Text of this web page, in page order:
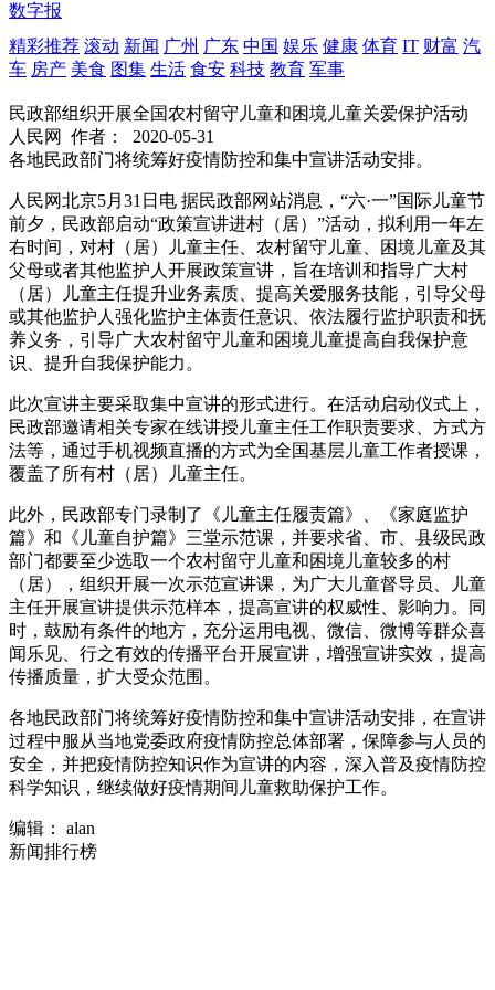
数字报
精彩推荐 滚动 新闻 广州 广东 中国 娱乐 健康 体育 IT 财富 汽
车 房产 美食 图集 生活 食安 科技 教育 军事
民政部组织开展全国农村留守儿童和困境儿童关爱保护活动
人民网
作者：
2020-05-31
各地民政部门将统筹好疫情防控和集中宣讲活动安排。
人民网北京5月31日电 据民政部网站消息，“六·一”国际儿童节
前夕，民政部启动“政策宣讲进村（居）”活动，拟利用一年左
右时间，对村（居）儿童主任、农村留守儿童、困境儿童及其
父母或者其他监护人开展政策宣讲，旨在培训和指导广大村
（居）儿童主任提升业务素质、提高关爱服务技能，引导父母
或其他监护人强化监护主体责任意识、依法履行监护职责和抚
养义务，引导广大农村留守儿童和困境儿童提高自我保护意
识、提升自我保护能力。
此次宣讲主要采取集中宣讲的形式进行。在活动启动仪式上，
民政部邀请相关专家在线讲授儿童主任工作职责要求、方式方
法等，通过手机视频直播的方式为全国基层儿童工作者授课，
覆盖了所有村（居）儿童主任。
此外，民政部专门录制了《儿童主任履责篇》、《家庭监护
篇》和《儿童自护篇》三堂示范课，并要求省、市、县级民政
部门都要至少选取一个农村留守儿童和困境儿童较多的村
（居），组织开展一次示范宣讲课，为广大儿童督导员、儿童
主任开展宣讲提供示范样本，提高宣讲的权威性、影响力。同
时，鼓励有条件的地方，充分运用电视、微信、微博等群众喜
闻乐见、行之有效的传播平台开展宣讲，增强宣讲实效，提高
传播质量，扩大受众范围。
各地民政部门将统筹好疫情防控和集中宣讲活动安排，在宣讲
过程中服从当地党委政府疫情防控总体部署，保障参与人员的
安全，并把疫情防控知识作为宣讲的内容，深入普及疫情防控
科学知识，继续做好疫情期间儿童救助保护工作。
编辑： alan
新闻排行榜